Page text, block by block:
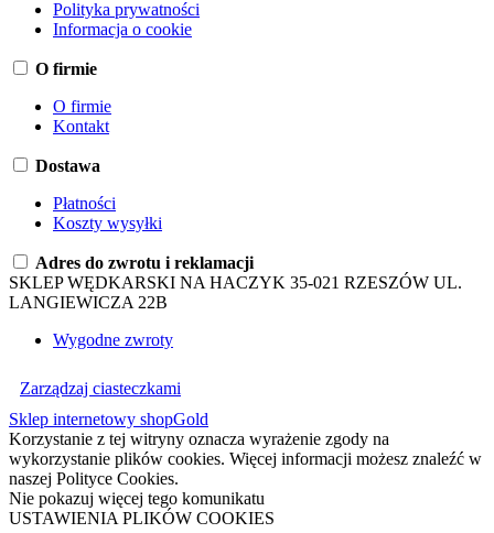
Polityka prywatności
Informacja o cookie
O firmie
O firmie
Kontakt
Dostawa
Płatności
Koszty wysyłki
Adres do zwrotu i reklamacji
SKLEP WĘDKARSKI NA HACZYK 35-021 RZESZÓW UL.
LANGIEWICZA 22B
Wygodne zwroty
Zarządzaj ciasteczkami
Sklep internetowy shopGold
Korzystanie z tej witryny oznacza wyrażenie zgody na
wykorzystanie plików cookies. Więcej informacji możesz znaleźć w
naszej Polityce Cookies.
Nie pokazuj więcej tego komunikatu
USTAWIENIA PLIKÓW COOKIES